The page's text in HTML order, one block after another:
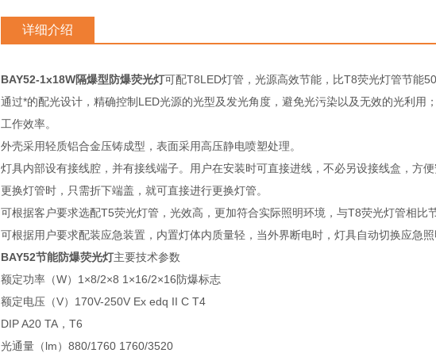
详细介绍
BAY52-1x18W隔爆型防爆荧光灯可配T8LED灯管，光源高效节能，比T8荧光灯管节能
通过*的配光设计，精确控制LED光源的光型及发光角度，避免光污染以及无效的光利用
工作效率。
外壳采用轻质铝合金压铸成型，表面采用高压静电喷塑处理。
灯具内部设有接线腔，并有接线端子。用户在安装时可直接进线，不必另设接线盒，方便
更换灯管时，只需折下端盖，就可直接进行更换灯管。
可根据客户要求选配T5荧光灯管，光效高，更加符合实际照明环境，与T8荧光灯管相比
可根据用户要求配装应急装置，内置灯体内质量轻，当外界断电时，灯具自动切换应急照
BAY52节能防爆荧光灯主要技术参数
额定功率（W）1×8/2×8 1×16/2×16防爆标志
额定电压（V）170V-250V Ex edq II C T4
DIP A20 TA，T6
光通量（lm）880/1760 1760/3520